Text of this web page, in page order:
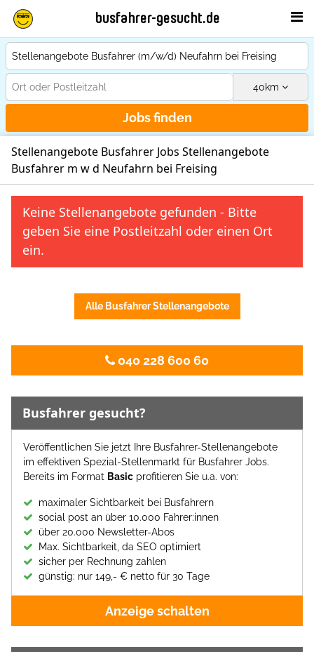
busfahrer-gesucht.de
40km
Jobs finden
Stellenangebote Busfahrer Jobs Stellenangebote
Busfahrer m w d Neufahrn bei Freising
Keine Stellenangebote gefunden - Bitte
geben Sie eine Postleitzahl oder einen Ort
ein.
Alle Busfahrer Stellenangebote
040 228 600 60
Busfahrer gesucht?
Veröffentlichen Sie jetzt Ihre Busfahrer-Stellenangebote
im effektiven Spezial-Stellenmarkt für Busfahrer Jobs.
Bereits im Format Basic profitieren Sie u.a. von:
maximaler Sichtbarkeit bei Busfahrern
social post an über 10.000 Fahrer:innen
über 20.000 Newsletter-Abos
Max. Sichtbarkeit, da SEO optimiert
sicher per Rechnung zahlen
günstig: nur 149,- € netto für 30 Tage
Anzeige schalten